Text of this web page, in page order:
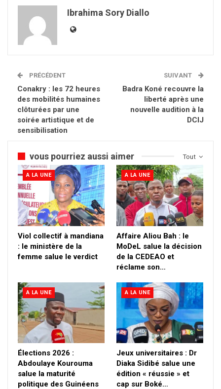
Ibrahima Sory Diallo
PRÉCÉDENT
Conakry : les 72 heures
des mobilités humaines
clôturées par une
soirée artistique et de
sensibilisation
SUIVANT
Badra Koné recouvre la
liberté après une
nouvelle audition à la
DCIJ
Tout
vous pourriez aussi aimer
A LA UNE
Viol collectif à mandiana
: le ministère de la
femme salue le verdict
A LA UNE
Affaire Aliou Bah : le
MoDeL salue la décision
de la CEDEAO et
réclame son…
A LA UNE
Élections 2026 :
Abdoulaye Kourouma
salue la maturité
politique des Guinéens
A LA UNE
Jeux universitaires : Dr
Diaka Sidibé salue une
édition « réussie » et
cap sur Boké…